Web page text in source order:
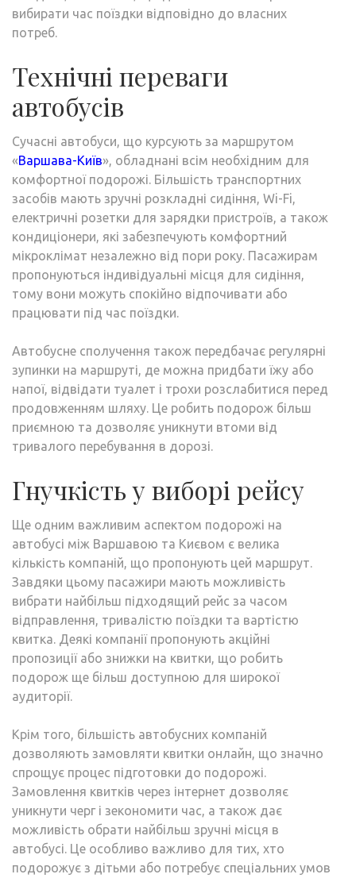
вибирати час поїздки відповідно до власних
потреб.
Технічні переваги
автобусів
Сучасні автобуси, що курсують за маршрутом
«Варшава-Київ», обладнані всім необхідним для
комфортної подорожі. Більшість транспортних
засобів мають зручні розкладні сидіння, Wi-Fi,
електричні розетки для зарядки пристроїв, а також
кондиціонери, які забезпечують комфортний
мікроклімат незалежно від пори року. Пасажирам
пропонуються індивідуальні місця для сидіння,
тому вони можуть спокійно відпочивати або
працювати під час поїздки.
Автобусне сполучення також передбачає регулярні
зупинки на маршруті, де можна придбати їжу або
напої, відвідати туалет і трохи розслабитися перед
продовженням шляху. Це робить подорож більш
приємною та дозволяє уникнути втоми від
тривалого перебування в дорозі.
Гнучкість у виборі рейсу
Ще одним важливим аспектом подорожі на
автобусі між Варшавою та Києвом є велика
кількість компаній, що пропонують цей маршрут.
Завдяки цьому пасажири мають можливість
вибрати найбільш підходящий рейс за часом
відправлення, тривалістю поїздки та вартістю
квитка. Деякі компанії пропонують акційні
пропозиції або знижки на квитки, що робить
подорож ще більш доступною для широкої
аудиторії.
Крім того, більшість автобусних компаній
дозволяють замовляти квитки онлайн, що значно
спрощує процес підготовки до подорожі.
Замовлення квитків через інтернет дозволяє
уникнути черг і зекономити час, а також дає
можливість обрати найбільш зручні місця в
автобусі. Це особливо важливо для тих, хто
подорожує з дітьми або потребує спеціальних умов